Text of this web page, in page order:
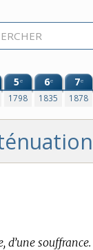
5e
1798
6e
1835
7e
1878
d’une souffrance.